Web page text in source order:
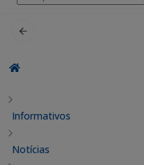
por:
Informativos
Notícias